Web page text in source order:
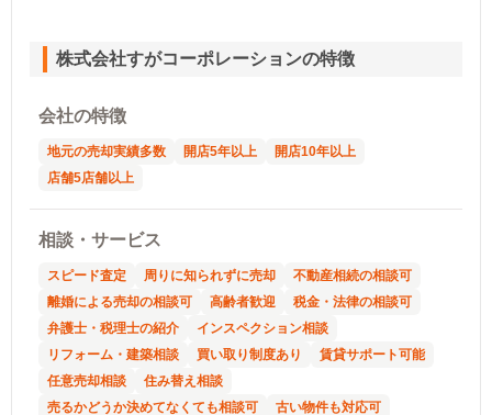
株式会社すがコーポレーションの特徴
会社の特徴
地元の売却実績多数 開店5年以上
開店10年以上
店舗5店舗以上
相談・サービス
スピード査定 周りに知られずに売却
不動産相続の相談可
離婚による売却の相談可
高齢者歓迎
税金・法律の相談可
弁護士・税理士の紹介
インスペクション相談
リフォーム・建築相談
買い取り制度あり
賃貸サポート可能
任意売却相談
住み替え相談
売るかどうか決めてなくても相談可
古い物件も対応可